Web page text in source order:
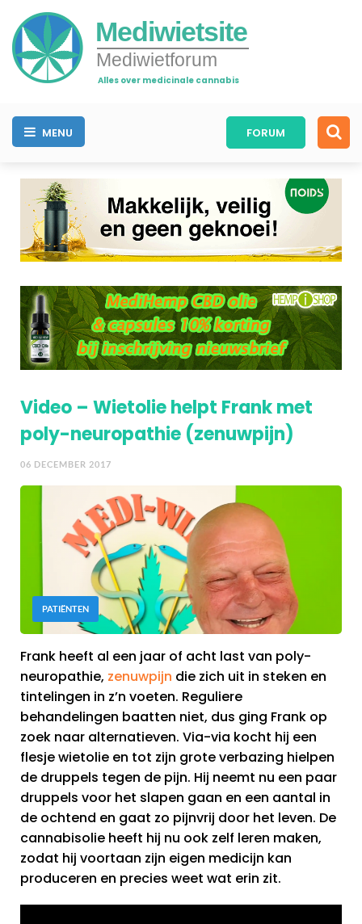
Mediwietsite
Mediwietforum
Alles over medicinale cannabis
MENU FORUM
Video – Wietolie helpt Frank met
poly-neuropathie (zenuwpijn)
06 DECEMBER 2017
PATIËNTEN
Frank heeft al een jaar of acht last van poly-
neuropathie, zenuwpijn die zich uit in steken en
tintelingen in z’n voeten. Reguliere
behandelingen baatten niet, dus ging Frank op
zoek naar alternatieven. Via-via kocht hij een
flesje wietolie en tot zijn grote verbazing hielpen
de druppels tegen de pijn. Hij neemt nu een paar
druppels voor het slapen gaan en een aantal in
de ochtend en gaat zo pijnvrij door het leven. De
cannabisolie heeft hij nu ook zelf leren maken,
zodat hij voortaan zijn eigen medicijn kan
produceren en precies weet wat erin zit.